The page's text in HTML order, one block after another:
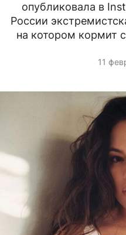
опубликовала в
России
на котором кормит
11